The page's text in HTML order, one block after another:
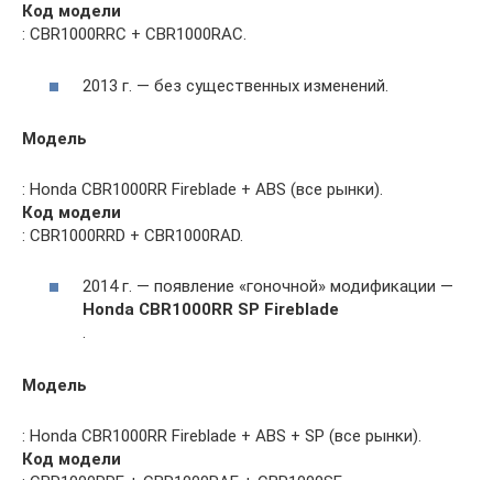
Код модели
: CBR1000RRC + CBR1000RAC.
2013 г. — без существенных изменений.
Модель
: Honda CBR1000RR Fireblade + ABS (все рынки).
Код модели
: CBR1000RRD + CBR1000RAD.
2014 г. — появление «гоночной» модификации —
Honda CBR1000RR SP Fireblade
.
Модель
: Honda CBR1000RR Fireblade + ABS + SP (все рынки).
Код модели